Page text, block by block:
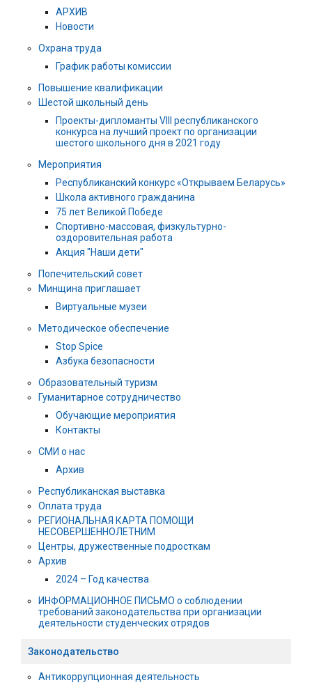
АРХИВ
Новости
Охрана труда
График работы комиссии
Повышение квалификации
Шестой школьный день
Проекты-дипломанты VIII республиканского
конкурса на лучший проект по организации
шестого школьного дня в 2021 году
Мероприятия
Республиканский конкурс «Открываем Беларусь»
Школа активного гражданина
75 лет Великой Победе
Спортивно-массовая, физкультурно-
оздоровительная работа
Акция "Наши дети"
Попечительский совет
Минщина приглашает
Виртуальные музеи
Методическое обеспечение
Stop Spice
Азбука безопасности
Образовательный туризм
Гуманитарное сотрудничество
Обучающие мероприятия
Контакты
СМИ о нас
Архив
Республиканская выставка
Оплата труда
РЕГИОНАЛЬНАЯ КАРТА ПОМОЩИ
НЕСОВЕРШЕННОЛЕТНИМ
Центры, дружественные подросткам
Архив
2024 – Год качества
ИНФОРМАЦИОННОЕ ПИСЬМО о соблюдении
требований законодательства при организации
деятельности студенческих отрядов
Законодательство
Антикоррупционная деятельность